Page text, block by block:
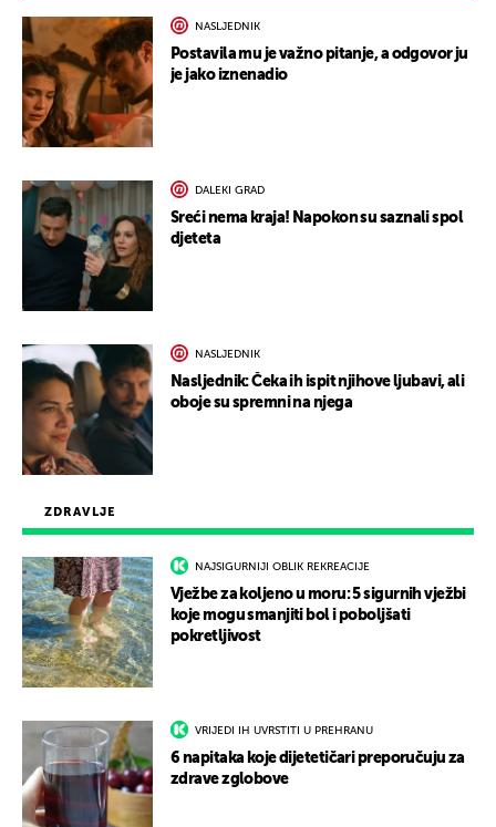
ZDRAVLJE
NAJSIGURNIJI OBLIK REKREACIJE
Vježbe za koljeno u moru: 5 sigurnih vježbi
koje mogu smanjiti bol i poboljšati
pokretljivost
VRIJEDI IH UVRSTITI U PREHRANU
6 napitaka koje dijetetičari preporučuju za
zdrave zglobove
NASLJEDNIK
Postavila mu je važno pitanje, a odgovor ju
je jako iznenadio
DALEKI GRAD
Sreći nema kraja! Napokon su saznali spol
djeteta
NASLJEDNIK
Nasljednik: Čeka ih ispit njihove ljubavi, ali
oboje su spremni na njega